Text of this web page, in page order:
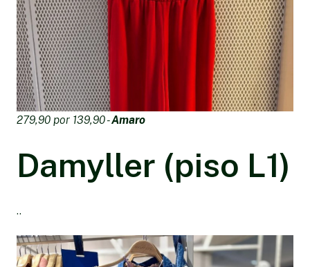
279,90 por 139,90 -Amaro
Damyller (piso L1)
..